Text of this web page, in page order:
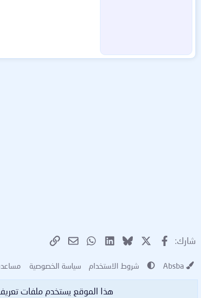
شارك: فيسبوك Bluesky
LinkedIn
WhatsAppالبريد الإلكتروني
شروط الاستخدام سياسة الخصوصية
هذا الموقع يستخدم ملفات